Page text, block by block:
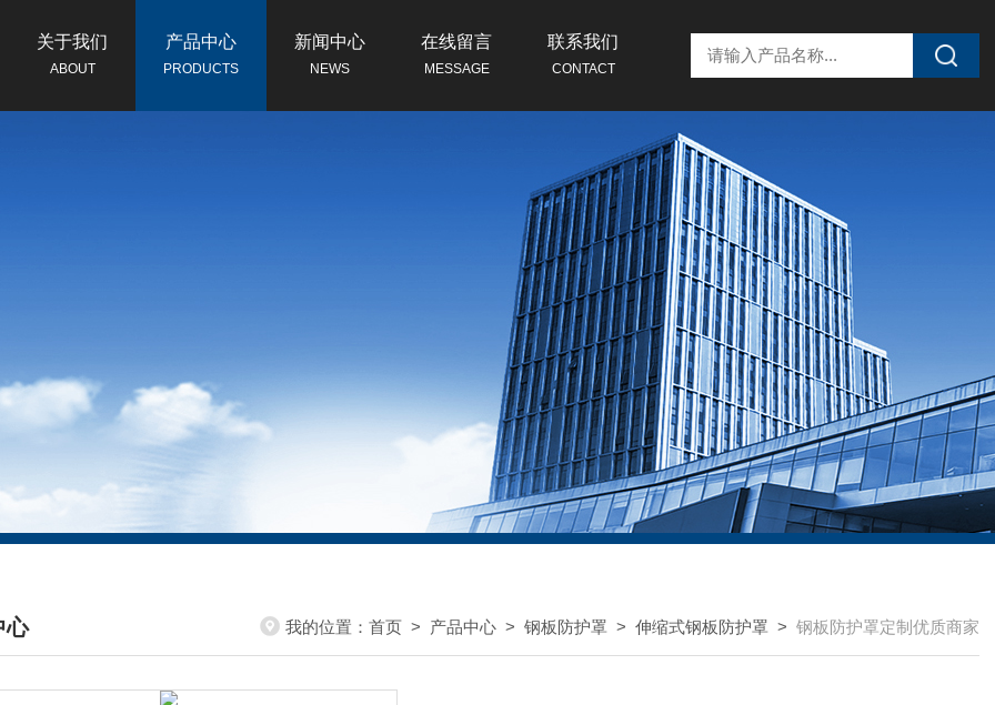
关于我们
ABOUT
产品中心
PRODUCTS
新闻中心
NEWS
在线留言
MESSAGE
联系我们
CONTACT
心
CENTER
我的位置： 首页 > 产品中心 > 钢板防护罩 > 伸缩式钢板防护罩 > 钢板防护罩定制优质商家